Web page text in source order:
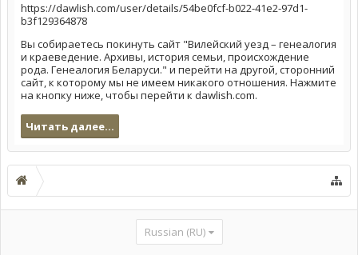
https://dawlish.com/user/details/54be0fcf-b022-41e2-97d1-
b3f129364878
Вы собираетесь покинуть сайт "Вилейский уезд – генеалогия
и краеведение. Архивы, история семьи, происхождение
рода. Генеалогия Беларуси." и перейти на другой, сторонний
сайт, к которому мы не имеем никакого отношения. Нажмите
на кнопку ниже, чтобы перейти к dawlish.com.
Читать далее...
Russian (RU)